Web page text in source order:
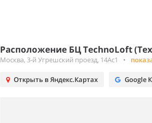
Расположение БЦ TechnoLoft
Москва, 3-й Угрешский проезд, 14Ас1 •
Открыть в Яндекс.Картах Google